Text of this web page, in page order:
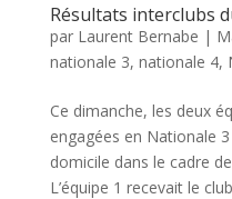
Résultats interclubs
par Laurent Bernabe |
nationale 3, nationale 4,
Ce dimanche, les deux
engagées en Nationale
domicile dans le cadre
L’équipe 1 recevait le